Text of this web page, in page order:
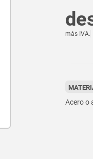
más IVA.
Acero o